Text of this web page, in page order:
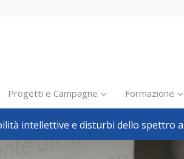
Inclusione scolastica
Inclusione lavorativa
Progetti e Campagne Formazione
intellettive e disturbi dello spettro